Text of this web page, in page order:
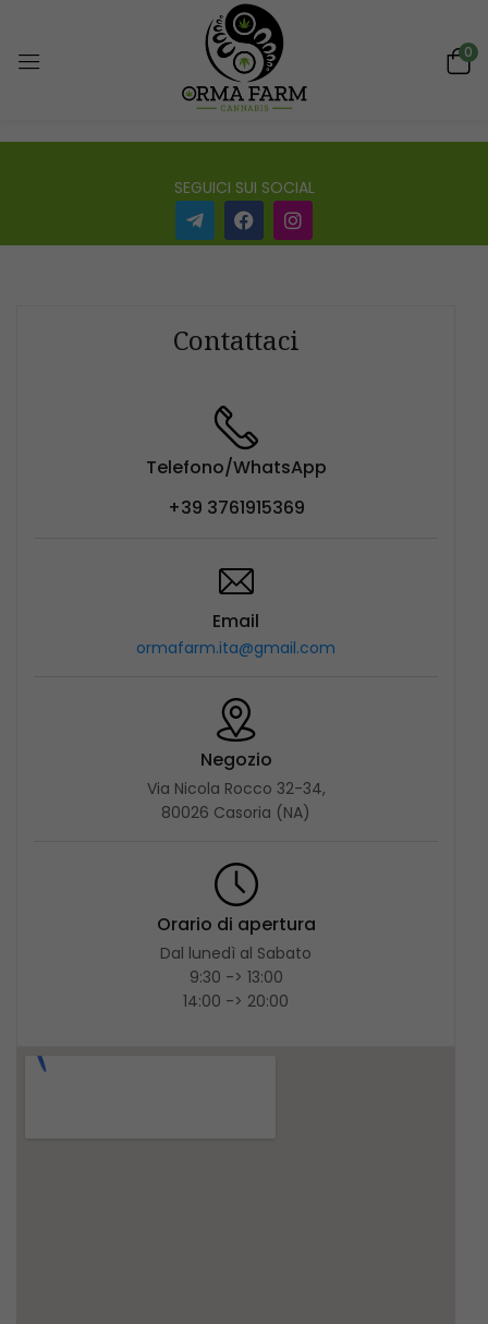
0
SEGUICI SUI SOCIAL
Contattaci
Telefono/WhatsApp
+39 3761915369
Email
ormafarm.ita@gmail.com
Negozio
Via Nicola Rocco 32-34,
80026 Casoria (NA)
Orario di apertura
Dal lunedì al Sabato
9:30 -> 13:00
14:00 -> 20:00